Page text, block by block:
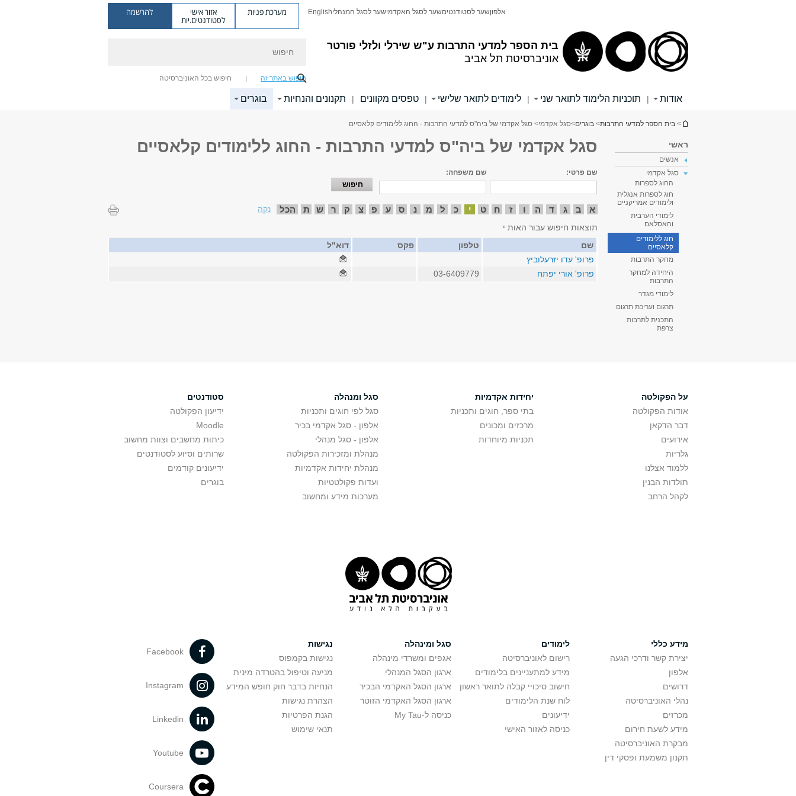
בית הספר למדעי התרבות ע"ש שירלי ולזלי פורטר
אוניברסיטת תל אביב
אלפוןשער לסטודנטיםשער לסגל האקדמישער לסגל המנהליEnglish מערכת פניות אזור אישי
לסטודנטים.יות
להרשמה
חיפוש באתר זה חיפוש בכל האוניברסיטה
אודות | תוכניות הלימוד לתואר שני | לימודים לתואר שלישי | טפסים מקוונים | תקנונים והנחיות בוגרים
הינך נמצא כאן
> בית הספר למדעי התרבות> בוגרים>סגל אקדמי> סגל אקדמי של ביה"ס למדעי התרבות - החוג ללימודים קלאסיים
ראשי
אנשים
סגל אקדמי
החוג לספרות
חוג לספרות אנגלית
ולימודים אמריקניים
לימודי הערבית
והאסלאם
חוג ללימודים
קלאסיים
מחקר התרבות
היחידה למחקר
התרבות
לימודי מגדר
תרגום ועריכת תרגום
התכנית לתרבות
צרפת
סגל אקדמי של ביה"ס למדעי התרבות - החוג ללימודים קלאסיים
שם פרטי: שם משפחה:
א ב ג ד ה ו ז ח ט י כ ל מ נ ס ע פ צ ק ר ש ת הכל
נקה
תוצאות חיפוש עבור האות י
שם
טלפון פקס
דוא"ל
פרופ' עדו יזרעלוביץ
פרופ' אורי יפתח
03-6409779
על הפקולטה
אודות הפקולטה
דבר הדקאן
אירועים
גלריות
ללמוד אצלנו
תולדות הבנין
לקהל הרחב
יחידות אקדמיות
בתי ספר, חוגים ותכניות
מרכזים ומכונים
תכניות מיוחדות
סגל ומנהלה
סגל לפי חוגים ותכניות
אלפון - סגל אקדמי בכיר
אלפון - סגל מנהלי
מנהלת ומזכירות הפקולטה
מנהלת יחידות אקדמיות
ועדות פקולטטיות
מערכות מידע ומחשוב
סטודנטים
ידיעון הפקולטה
Moodle
כיתות מחשבים וצוות מחשוב
שרותים וסיוע לסטודנטים
ידיעונים קודמים
בוגרים
מידע כללי
יצירת קשר ודרכי הגעה
אלפון
דרושים
נהלי האוניברסיטה
מכרזים
מידע לשעת חירום
מבקרת האוניברסיטה
תקנון משמעת ופסקי דין
לימודים
רישום לאוניברסיטה
מידע למתעניינים בלימודים
חישוב סיכויי קבלה לתואר ראשון
לוח שנת הלימודים
ידיעונים
כניסה לאזור האישי
סגל ומינהלה
אגפים ומשרדי מינהלה
ארגון הסגל המנהלי
ארגון הסגל האקדמי הבכיר
ארגון הסגל האקדמי הזוטר
כניסה ל-My Tau
נגישות
נגישות בקמפוס
מניעה וטיפול בהטרדה מינית
הנחיות בדבר חוק חופש המידע
הצהרת נגישות
הגנת הפרטיות
תנאי שימוש
Facebook
Instagram
Linkedin
Youtube
Coursera